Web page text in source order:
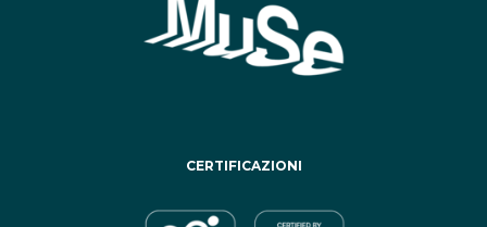
CERTIFICAZIONI